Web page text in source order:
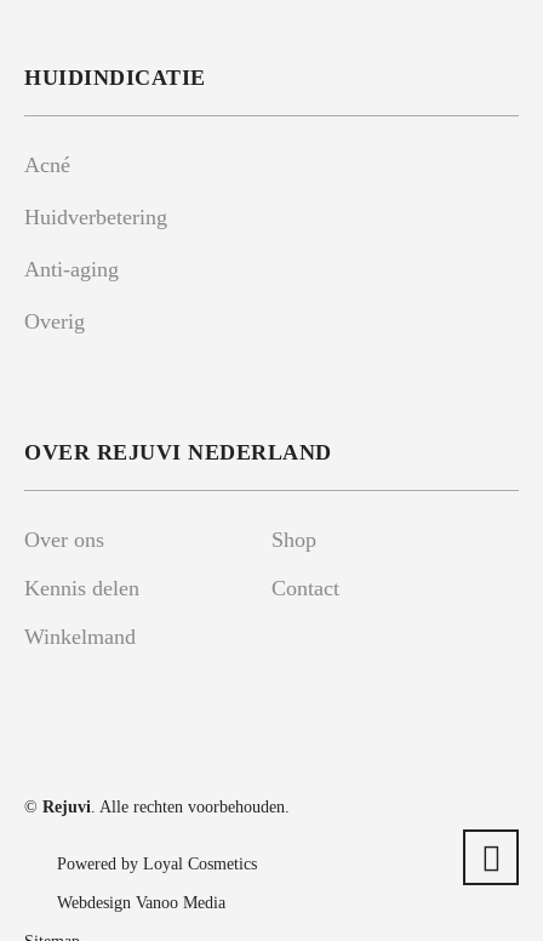
HUIDINDICATIE
Acné
Huidverbetering
Anti-aging
Overig
OVER REJUVI NEDERLAND
Over ons
Shop
Kennis delen
Contact
Winkelmand
© Rejuvi . Alle rechten voorbehouden.
Powered by Loyal Cosmetics
Webdesign Vanoo Media